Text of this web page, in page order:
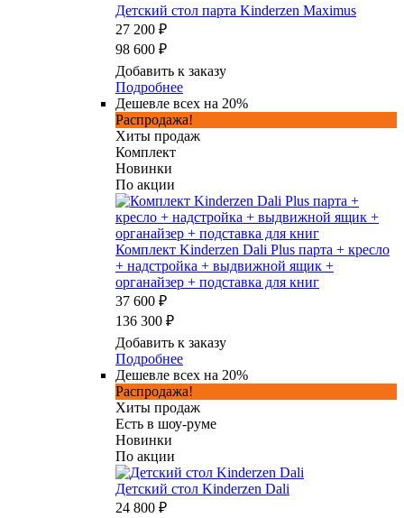
Детский стол парта Kinderzen Maximus
27 200 ₽
98 600 ₽
Добавить к заказу
Подробнее
Дешевле всех на 20%
Распродажа!
Хиты продаж
Комплект
Новинки
По акции
Комплект Kinderzen Dali Plus парта + кресло
+ надстройка + выдвижной ящик +
органайзер + подставка для книг
37 600 ₽
136 300 ₽
Добавить к заказу
Подробнее
Дешевле всех на 20%
Распродажа!
Хиты продаж
Есть в шоу-руме
Новинки
По акции
Детский стол Kinderzen Dali
24 800 ₽